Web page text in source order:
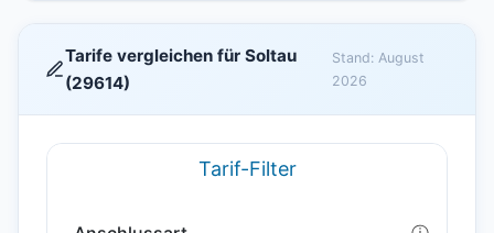
Tarife vergleichen für Soltau
(29614)
Stand: August
2026